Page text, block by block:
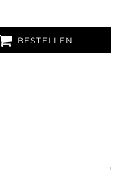
BESTELLEN